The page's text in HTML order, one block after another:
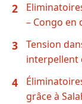
2
– Congo en
3
Tension
interpellent
4
grâce à